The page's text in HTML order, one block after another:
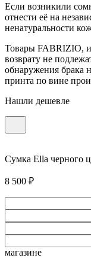
Если возникили
отнести её на
ненатуральности
Товары FABRIZIO,
возврату не
обнаружения брака
принта по вине
Нашли дешевле
Сумка Ella черного
8 500 ₽
магазине